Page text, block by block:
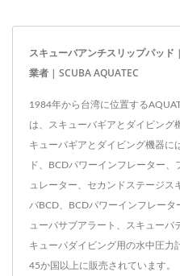
スキューバアンチスリップパッ
業者 | SCUBA AQUATEC
1984年から台湾に位置する
は、スキューバギアとダイビング
キューバギアとダイビング機器に
ド、BCDパワーインフレーター
ュレーター、セカンドステージス
バBCD、BCDパワーインフレー
ューバサブアラート、スキューバ
キューバダイビング用の水中圧力
45か国以上に販売されています。